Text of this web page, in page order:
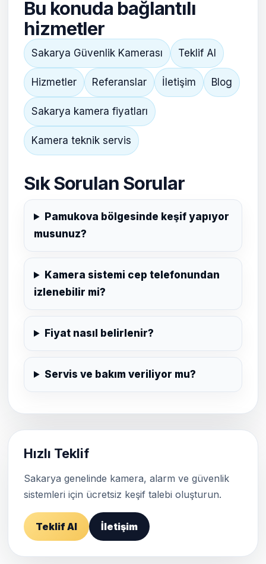
Bu konuda bağlantılı
hizmetler
Sakarya Güvenlik Kamerası Teklif Al
Hizmetler Referanslar İletişim Blog
Sakarya kamera fiyatları
Kamera teknik servis
Sık Sorulan Sorular
Pamukova bölgesinde keşif yapıyor
musunuz?
Kamera sistemi cep telefonundan
izlenebilir mi?
Fiyat nasıl belirlenir?
Servis ve bakım veriliyor mu?
Hızlı Teklif
Sakarya genelinde kamera, alarm ve güvenlik
sistemleri için ücretsiz keşif talebi oluşturun.
Teklif Al İletişim